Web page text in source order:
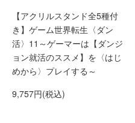
【アクリルスタンド全5種付
き】ゲーム世界転生〈ダン
活〉11～ゲーマーは【ダンジ
ョン就活のススメ】を〈はじ
めから〉プレイする～
9,757円(税込)